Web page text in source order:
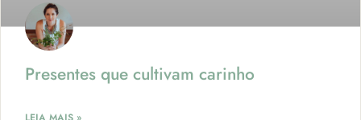
Presentes que cultivam carinho